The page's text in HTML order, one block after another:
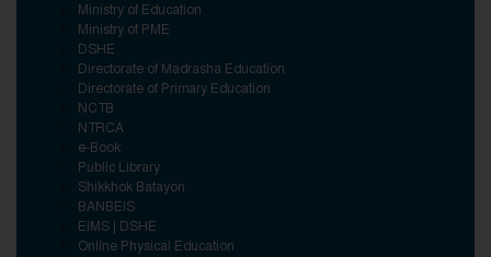
Ministry of Education
Ministry of PME
DSHE
Directorate of Madrasha Education
Directorate of Primary Education
NCTB
NTRCA
e-Book
Public Library
Shikkhok Batayon
BANBEIS
EIMS | DSHE
Online Physical Education